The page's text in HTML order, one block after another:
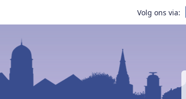
Volg ons via: